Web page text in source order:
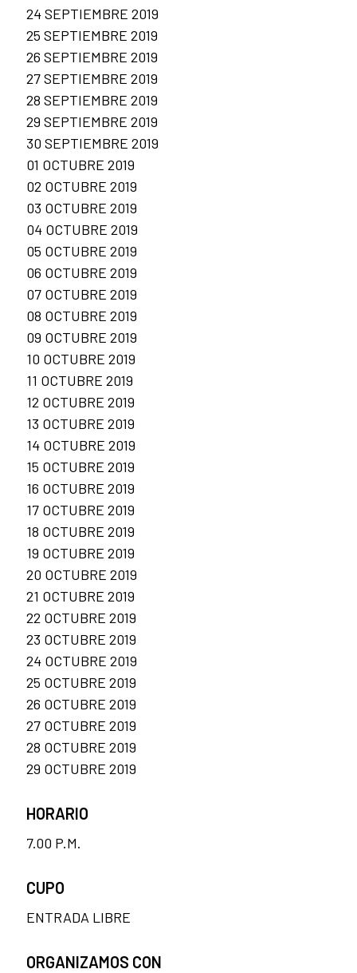
24 SEPTIEMBRE 2019
25 SEPTIEMBRE 2019
26 SEPTIEMBRE 2019
27 SEPTIEMBRE 2019
28 SEPTIEMBRE 2019
29 SEPTIEMBRE 2019
30 SEPTIEMBRE 2019
01 OCTUBRE 2019
02 OCTUBRE 2019
03 OCTUBRE 2019
04 OCTUBRE 2019
05 OCTUBRE 2019
06 OCTUBRE 2019
07 OCTUBRE 2019
08 OCTUBRE 2019
09 OCTUBRE 2019
10 OCTUBRE 2019
11 OCTUBRE 2019
12 OCTUBRE 2019
13 OCTUBRE 2019
14 OCTUBRE 2019
15 OCTUBRE 2019
16 OCTUBRE 2019
17 OCTUBRE 2019
18 OCTUBRE 2019
19 OCTUBRE 2019
20 OCTUBRE 2019
21 OCTUBRE 2019
22 OCTUBRE 2019
23 OCTUBRE 2019
24 OCTUBRE 2019
25 OCTUBRE 2019
26 OCTUBRE 2019
27 OCTUBRE 2019
28 OCTUBRE 2019
29 OCTUBRE 2019
HORARIO
7.00 P.M.
CUPO
ENTRADA LIBRE
ORGANIZAMOS CON